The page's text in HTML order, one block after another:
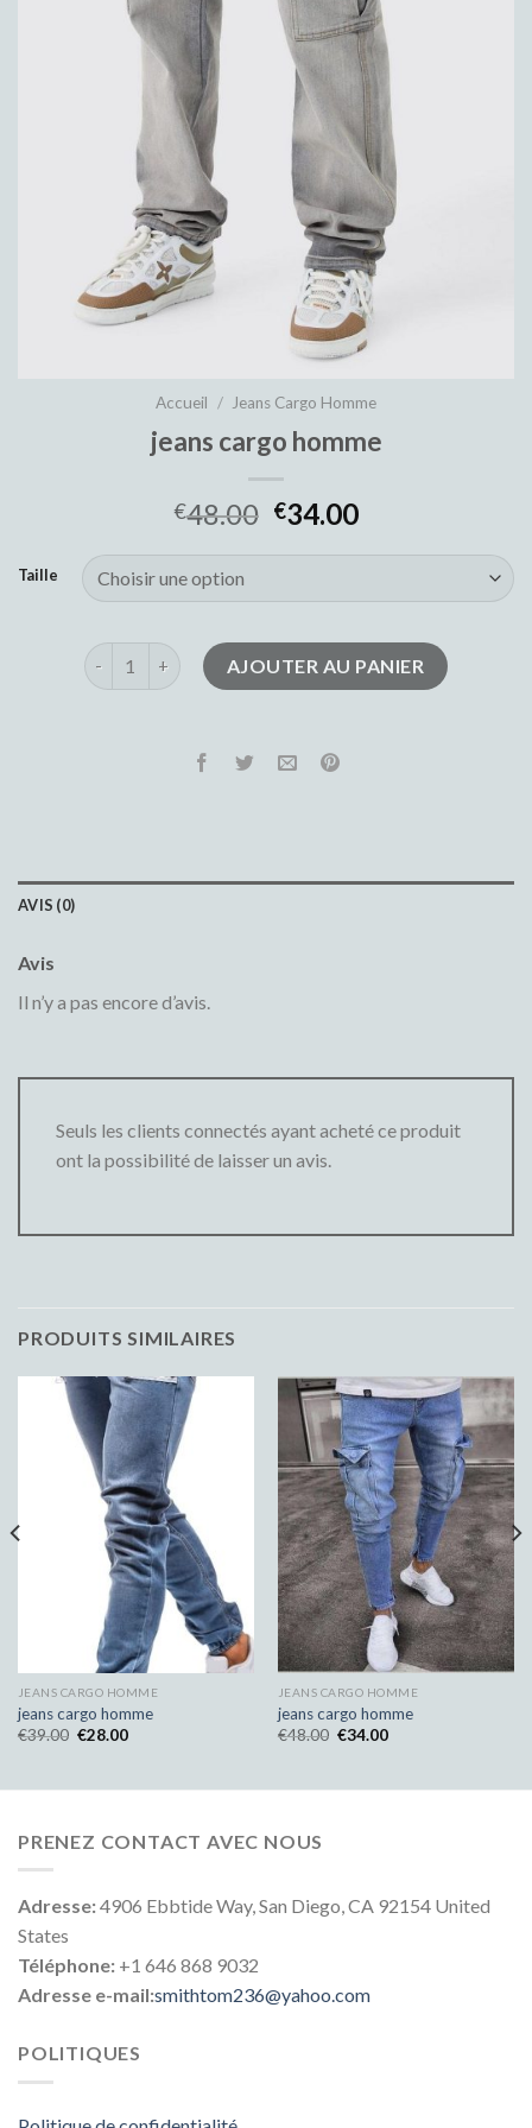
Accueil / Jeans Cargo Homme
jeans cargo homme
€48.00 €34.00
Taille
quantité de jeans cargo hommeAJOUTER AU PANIER
AVIS (0)
Avis
Il n’y a pas encore d’avis.
Seuls les clients connectés ayant acheté ce produit
ont la possibilité de laisser un avis.
PRODUITS SIMILAIRES
JEANS CARGO HOMME
jeans cargo homme
€39.00 €28.00
JEANS CARGO HOMME
jeans cargo homme
€48.00 €34.00
PRENEZ CONTACT AVEC NOUS
Adresse:4906 Ebbtide Way, San Diego, CA 92154 United
States
Téléphone: +1 646 868 9032
Adresse e-mail:smithtom236@yahoo.com
POLITIQUES